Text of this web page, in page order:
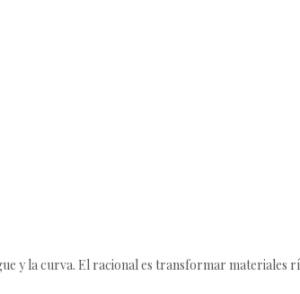
y la curva. El racional es transformar